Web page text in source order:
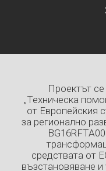
Проектът
„Техническа
от Европейския
за регионално
средствата от
възстановяване